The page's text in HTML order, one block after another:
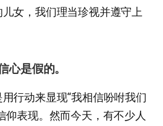
女，我们理当珍视并遵守上
心是假的。
行动来显现“我相信吩咐我们
仰表现。然而今天，有不少人